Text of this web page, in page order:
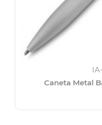
Caneta Metal